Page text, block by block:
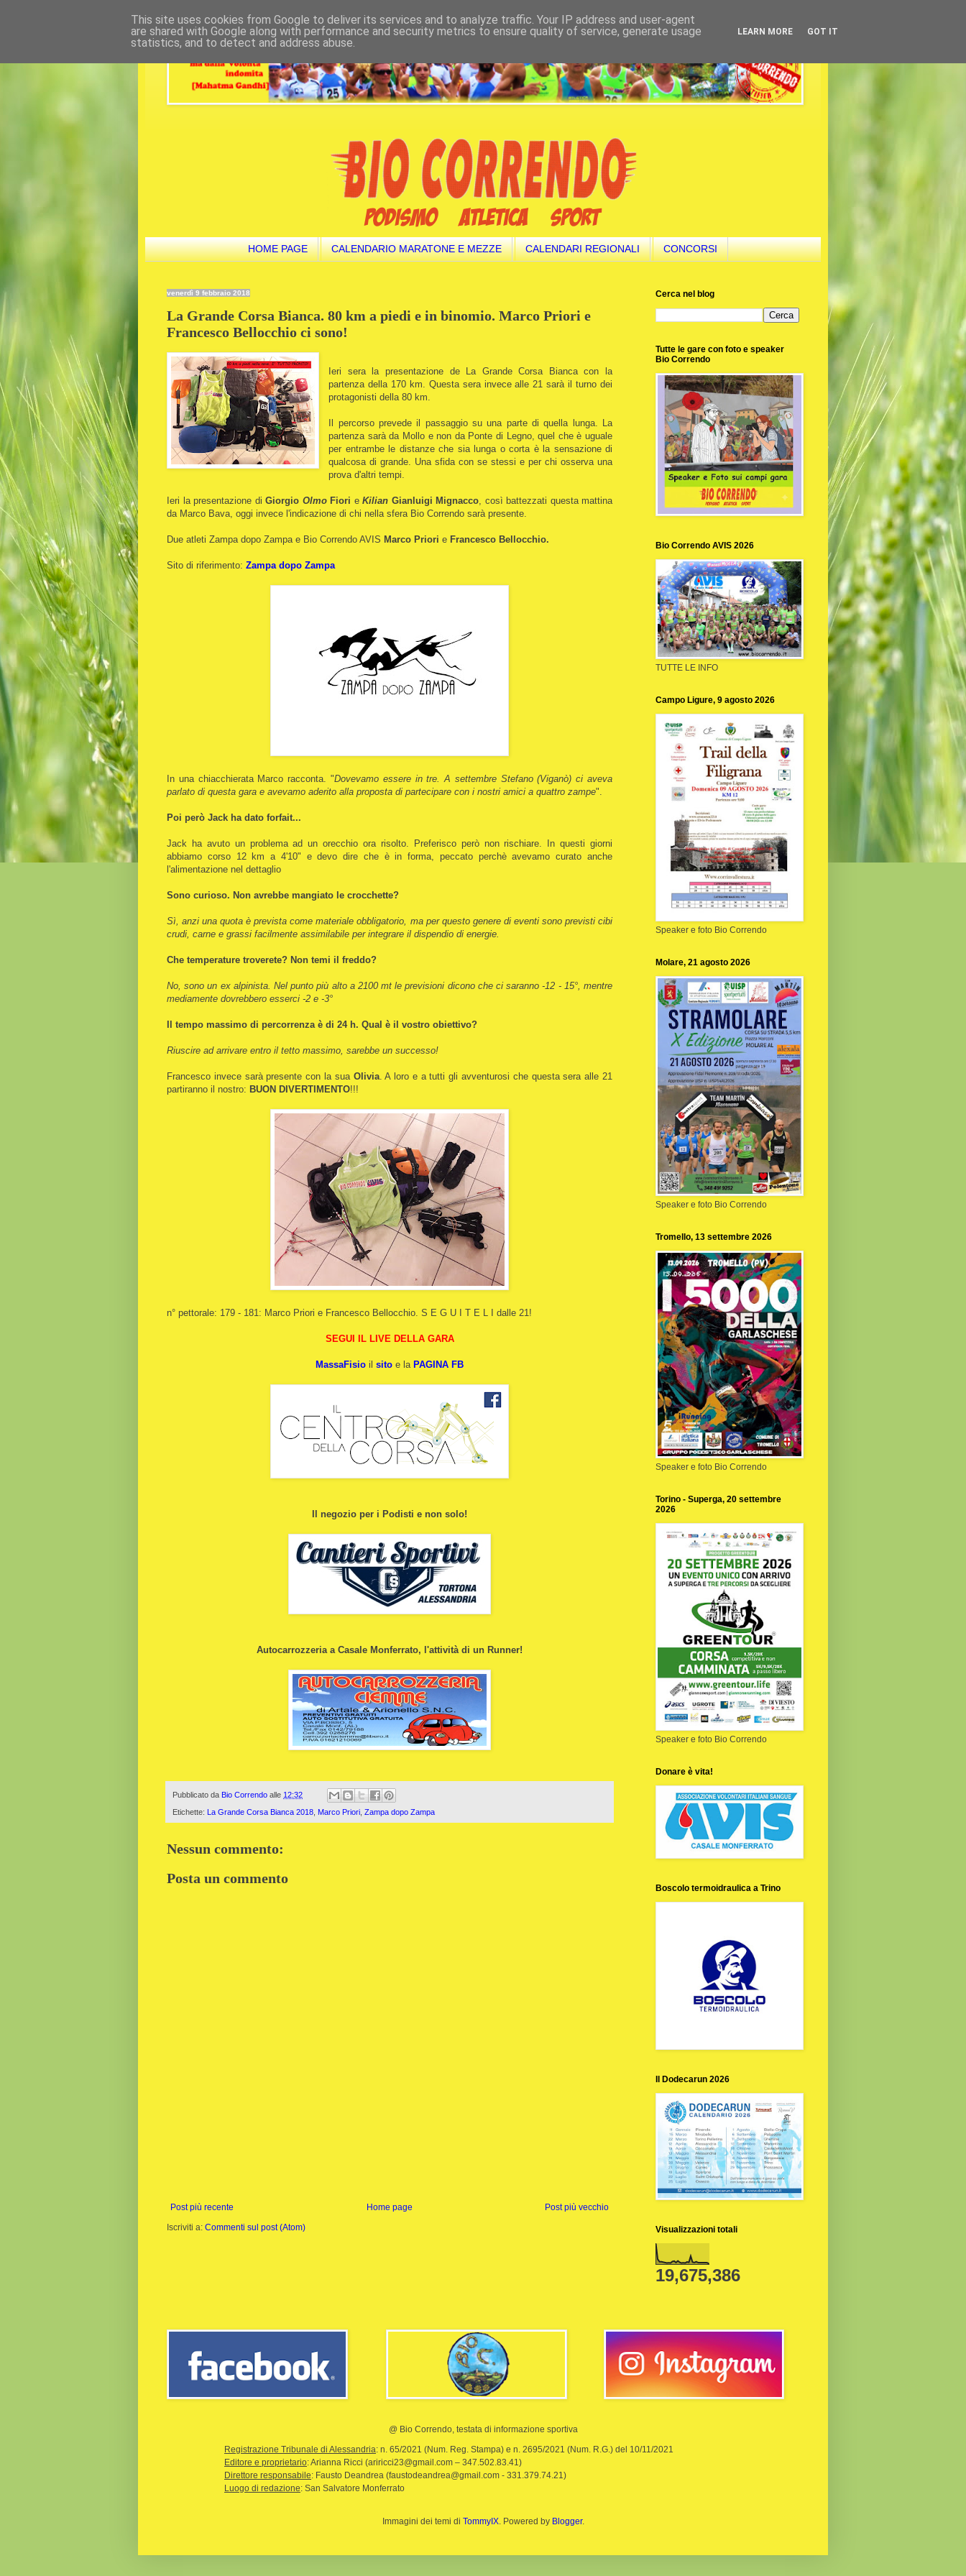
HOME PAGE CALENDARIO MARATONE E MEZZE CALENDARI REGIONALI CONCORSI
venerdì 9 febbraio 2018
La Grande Corsa Bianca. 80 km a piedi e in binomio. Marco Priori e
Francesco Bellocchio ci sono!
Ieri sera la presentazione de La Grande Corsa Bianca con la
partenza della 170 km. Questa sera invece alle 21 sarà il turno dei
protagonisti della 80 km.
Il percorso prevede il passaggio su una parte di quella lunga. La
partenza sarà da Mollo e non da Ponte di Legno, quel che è uguale
per entrambe le distanze che sia lunga o corta è la sensazione di
qualcosa di grande. Una sfida con se stessi e per chi osserva una
prova d'altri tempi.
Ieri la presentazione di Giorgio OlmoFiori e Kilian Gianluigi Mignacco , così battezzati questa mattina
da Marco Bava, oggi invece l'indicazione di chi nella sfera Bio Correndo sarà presente.
Due atleti Zampa dopo Zampa e Bio Correndo AVIS Marco Priori e Francesco Bellocchio.
Sito di riferimento: Zampa dopo Zampa
In una chiacchierata Marco racconta. "Dovevamo essere in tre. A settembre Stefano (Viganò) ci aveva
parlato di questa gara e avevamo aderito alla proposta di partecipare con i nostri amici a quattro zampe".
Poi però Jack ha dato forfait...
Jack ha avuto un problema ad un orecchio ora risolto. Preferisco però non rischiare. In questi giorni
abbiamo corso 12 km a 4'10" e devo dire che è in forma, peccato perchè avevamo curato anche
l'alimentazione nel dettaglio
Sono curioso. Non avrebbe mangiato le crocchette?
Sì, anzi una quota è prevista come materiale obbligatorio, ma per questo genere di eventi sono previsti cibi
crudi, carne e grassi facilmente assimilabile per integrare il dispendio di energie.
Che temperature troverete? Non temi il freddo?
No, sono un ex alpinista. Nel punto più alto a 2100 mt le previsioni dicono che ci saranno -12 - 15°, mentre
mediamente dovrebbero esserci -2 e -3°
Il tempo massimo di percorrenza è di 24 h. Qual è il vostro obiettivo?
Riuscire ad arrivare entro il tetto massimo, sarebbe un successo!
Francesco invece sarà presente con la sua Olivia. A loro e a tutti gli avventurosi che questa sera alle 21
partiranno il nostro: BUON DIVERTIMENTO!!!
n° pettorale: 179 - 181: Marco Priori e Francesco Bellocchio. S E G U I T E L I dalle 21!
SEGUI IL LIVE DELLA GARA
MassaFisio il sito e la PAGINA FB
Il negozio per i Podisti e non solo!
Autocarrozzeria a Casale Monferrato, l'attività di un Runner!
Pubblicato da Bio Correndo alle 12:32
Etichette: La Grande Corsa Bianca 2018 Marco Priori Zampa dopo Zampa
Nessun commento:
Posta un commento
Post più recente Post più vecchio
Home page
Iscriviti a: Commenti sul post (Atom)
Cerca nel blog
Tutte le gare con foto e speaker
Bio Correndo
Bio Correndo AVIS 2026
TUTTE LE INFO
Campo Ligure, 9 agosto 2026
Speaker e foto Bio Correndo
Molare, 21 agosto 2026
Speaker e foto Bio Correndo
Tromello, 13 settembre 2026
Speaker e foto Bio Correndo
Torino - Superga, 20 settembre
2026
Speaker e foto Bio Correndo
Donare è vita!
Boscolo termoidraulica a Trino
Il Dodecarun 2026
Visualizzazioni totali
19,675,386
@ Bio Correndo, testata di informazione sportiva
Registrazione Tribunale di Alessandria: n. 65/2021 (Num. Reg. Stampa) e n. 2695/2021 (Num. R.G.) del 10/11/2021
Editore e proprietario: Arianna Ricci (ariricci23@gmail.com – 347.502.83.41)
Direttore responsabile: Fausto Deandrea (faustodeandrea@gmail.com - 331.379.74.21)
Luogo di redazione: San Salvatore Monferrato
Immagini dei temi di TommyIX. Powered by Blogger.
This site uses cookies from Google to deliver its services and to analyze traffic. Your IP address and user-agent
are shared with Google along with performance and security metrics to ensure quality of service, generate usage
statistics, and to detect and address abuse.
LEARN MORE GOT IT